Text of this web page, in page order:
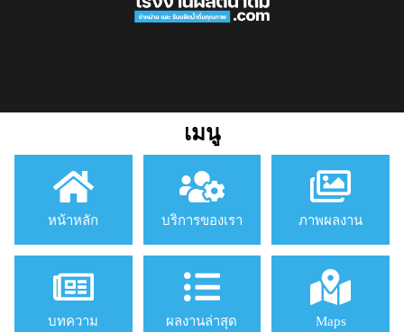
เมนู
หน้าหลัก บริการของเรา ภาพผลงาน
บทความ ผลงานล่าสุด Maps